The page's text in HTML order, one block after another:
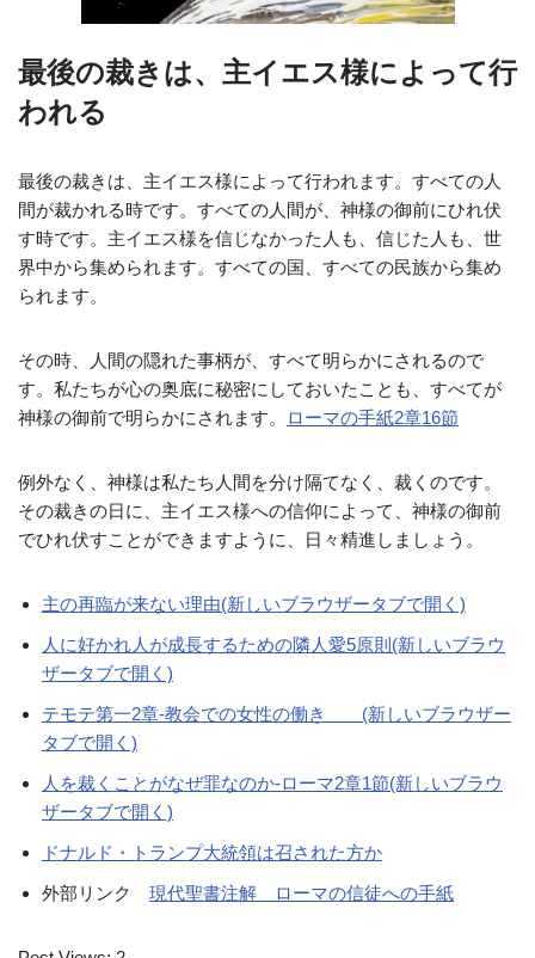
最後の裁きは、主イエス様によって行
われる
最後の裁きは、主イエス様によって行われます。すべての人
間が裁かれる時です。すべての人間が、神様の御前にひれ伏
す時です。主イエス様を信じなかった人も、信じた人も、世
界中から集められます。すべての国、すべての民族から集め
られます。
その時、人間の隠れた事柄が、すべて明らかにされるので
す。私たちが心の奥底に秘密にしておいたことも、すべてが
神様の御前で明らかにされます。
ローマの手紙2章16節
例外なく、神様は私たち人間を分け隔てなく、裁くのです。
その裁きの日に、主イエス様への信仰によって、神様の御前
でひれ伏すことができますように、日々精進しましょう。
主の再臨が来ない理由(新しいブラウザータブで開く)
人に好かれ人が成長するための隣人愛5原則(新しいブラウ
ザータブで開く)
テモテ第一2章-教会での女性の働き (新しいブラウザー
タブで開く)
人を裁くことがなぜ罪なのか-ローマ2章1節(新しいブラウ
ザータブで開く)
ドナルド・トランプ大統領は召された方か
外部リンク 現代聖書注解 ローマの信徒への手紙